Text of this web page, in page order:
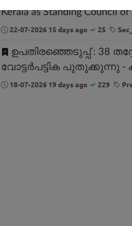
Kerala as Standing Council of
22-07-2026 15 days ago 25
ഉപതിരഞ്ഞെടുപ്പ് : 38
വോട്ടർപട്ടിക പുതുക്കുന്നു -
18-07-2026 19 days ago 229